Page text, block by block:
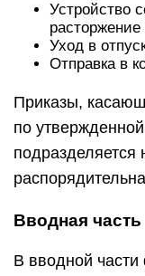
Устройство
расторжение
Уход в
Отправка в
Приказы,
по
подразделяется
Вводная часть
В вводной